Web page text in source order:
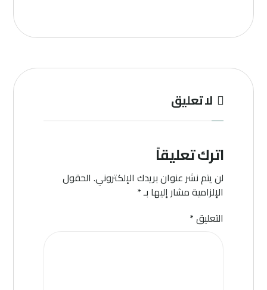
لا تعليق
اترك تعليقاً
لن يتم نشر عنوان بريدك الإلكتروني. الحقول
الإلزامية مشار إليها بـ*
التعليق*